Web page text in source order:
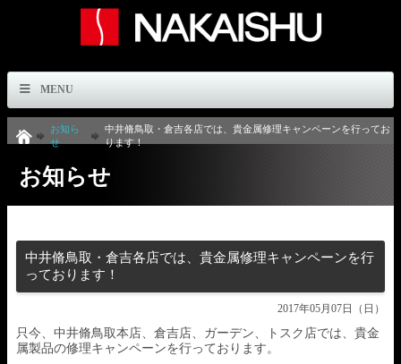
MENU
お知ら
せ
中井脩鳥取・倉吉各店では、貴金属修理キャンペーンを行ってお
ります！
お知らせ
中井脩鳥取・倉吉各店では、貴金属修理キャンペーンを行
っております！
2017年05月07日（日）
只今、中井脩鳥取本店、倉吉店、ガーデン、トスク店では、貴金
属製品の修理キャンペーンを行っております。